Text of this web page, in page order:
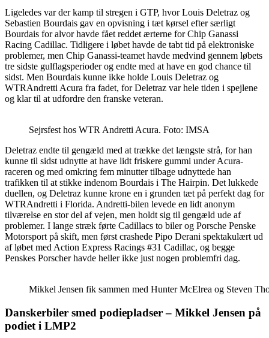
Ligeledes var der kamp til stregen i GTP, hvor Louis Deletraz og
Sebastien Bourdais gav en opvisning i tæt kørsel efter særligt
Bourdais for alvor havde fået reddet ærterne for Chip Ganassi
Racing Cadillac. Tidligere i løbet havde de tabt tid på elektroniske
problemer, men Chip Ganassi-teamet havde medvind gennem løbets
tre sidste gulflagsperioder og endte med at have en god chance til
sidst. Men Bourdais kunne ikke holde Louis Deletraz og
WTRAndretti Acura fra fadet, for Deletraz var hele tiden i spejlene
og klar til at udfordre den franske veteran.
Sejrsfest hos WTR Andretti Acura. Foto: IMSA
Deletraz endte til gengæld med at trække det længste strå, for han
kunne til sidst udnytte at have lidt friskere gummi under Acura-
raceren og med omkring fem minutter tilbage udnyttede han
trafikken til at stikke indenom Bourdais i The Hairpin. Det lukkede
duellen, og Deletraz kunne krone en i grunden tæt på perfekt dag for
WTRAndretti i Florida. Andretti-bilen levede en lidt anonym
tilværelse en stor del af vejen, men holdt sig til gengæld ude af
problemer. I lange stræk førte Cadillacs to biler og Porsche Penske
Motorsport på skift, men først crashede Pipo Derani spektakulært ud
af løbet med Action Express Racings #31 Cadillac, og begge
Penskes Porscher havde heller ikke just nogen problemfri dag.
Mikkel Jensen fik sammen med Hunter McElrea og Steven
Danskerbiler smed podiepladser – Mikkel Jensen på
podiet i LMP2